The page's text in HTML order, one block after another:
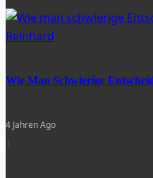
Wie Man Schwierige
4 Jahren Ago